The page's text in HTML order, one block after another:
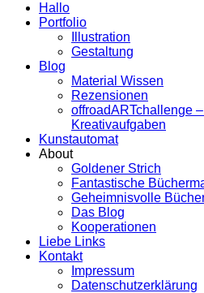
Hallo
Portfolio
Illustration
Gestaltung
Blog
Material Wissen
Rezensionen
offroadARTchallenge
Kreativaufgaben
Kunstautomat
About
Goldener Strich
Fantastische
Geheimnisvolle
Das Blog
Kooperationen
Liebe Links
Kontakt
Impressum
Datenschutzerklärung